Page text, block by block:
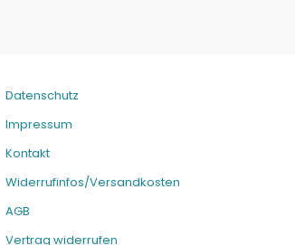
Datenschutz
Impressum
Kontakt
Widerrufinfos/Versandkosten
AGB
Vertrag widerrufen